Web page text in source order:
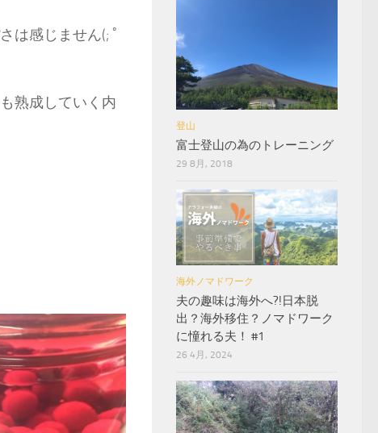
は感じません(; ﾟ
熟成していく内
登山
富士登山の為のトレーニング
29 8月, 2018
海外ノマドワーク
夫の趣味は海外へ?!日本脱
出？海外移住？ノマドワーク
に憧れる夫！ #1
26 4月, 2024